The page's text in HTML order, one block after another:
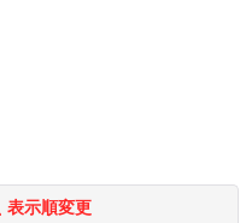
表示順変更